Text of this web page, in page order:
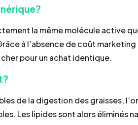
la même molécule active
à l’absence de coût
pour un achat identique.
de la digestion des graisses,
Les lipides sont alors éliminés